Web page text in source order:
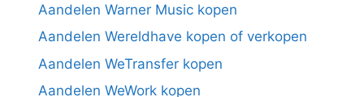
Aandelen Warner Music kopen
Aandelen Wereldhave kopen of verkopen
Aandelen WeTransfer kopen
Aandelen WeWork kopen